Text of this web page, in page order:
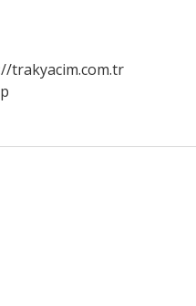
trakyacim.com.tr